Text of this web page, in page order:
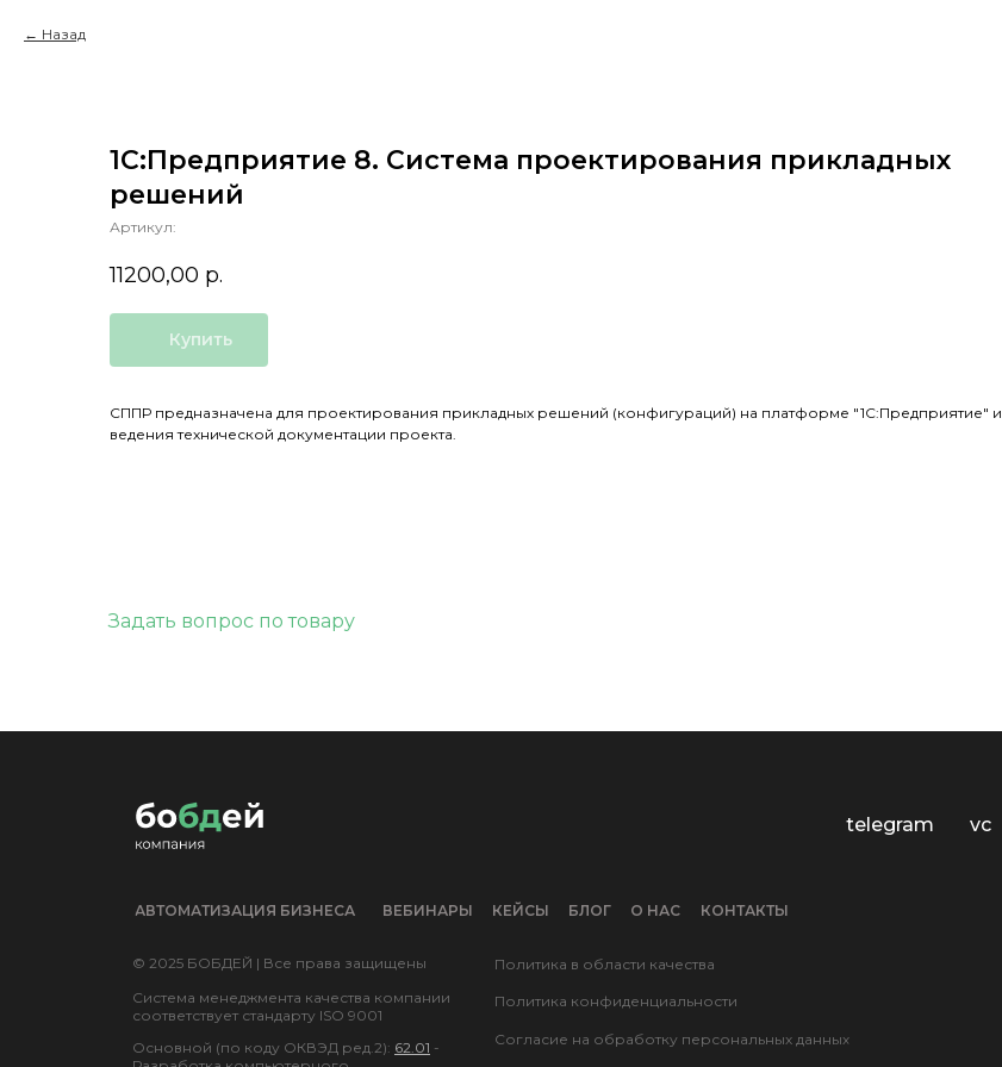
Назад
1С:Предприятие 8. Система проектирования прикладных
решений
Артикул:
11200,00 р.
Купить
СППР предназначена для проектирования прикладных решений (конфигураций) на платформе "1С:Предприятие" и
ведения технической документации проекта.
Задать вопрос по товару
vc
ВЕБИНАРЫ КЕЙСЫ КОНТАКТЫ
О НАС
АВТОМАТИЗАЦИЯ БИЗНЕСА БЛОГ
© 2025 БОБДЕЙ | Все права защищены
telegram
Основной (по коду ОКВЭД ред.2): 62.01 -
Система менеджмента качества компании
соответствует стандарту ISO 9001
Согласие на обработку персональных данных
Политика конфиденциальности
Политика в области качества